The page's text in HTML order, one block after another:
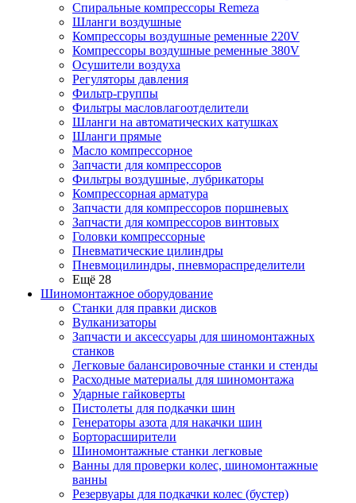
Спиральные компрессоры Remeza
Шланги воздушные
Компрессоры воздушные ременные 220V
Компрессоры воздушные ременные 380V
Осушители воздуха
Регуляторы давления
Фильтр-группы
Фильтры масловлагоотделители
Шланги на автоматических катушках
Шланги прямые
Масло компрессорное
Запчасти для компрессоров
Фильтры воздушные, лубрикаторы
Компрессорная арматура
Запчасти для компрессоров поршневых
Запчасти для компрессоров винтовых
Головки компрессорные
Пневматические цилиндры
Пневмоцилиндры, пневмораспределители
Ещё 28
Шиномонтажное оборудование
Станки для правки дисков
Вулканизаторы
Запчасти и аксессуары для шиномонтажных
станков
Легковые балансировочные станки и стенды
Расходные материалы для шиномонтажа
Ударные гайковерты
Пистолеты для подкачки шин
Генераторы азота для накачки шин
Борторасширители
Шиномонтажные станки легковые
Ванны для проверки колес, шиномонтажные
ванны
Резервуары для подкачки колес (бустер)